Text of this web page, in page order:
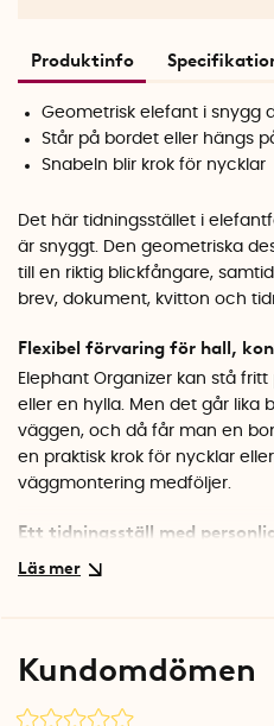
Produktinfo
Geometrisk elefant i snygg
Står på bordet eller hängs
Snabeln blir krok för nycklar
Det här tidningsstället i
är snyggt. Den geometriska
till en riktig blickfångare,
brev, dokument, kvitton och
Flexibel förvaring för hall,
Elephant Organizer kan stå
eller en hylla. Men det går lika
väggen, och då får man en
en praktisk krok för nycklar
väggmontering medföljer.
Ett tidningsställ med
Med måtten 20 x 9 x 15 cm
inredningen istället för något
Specifikationer
Kundomdömen